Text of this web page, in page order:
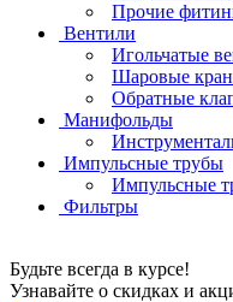
Прочие
Вентили
Игольчатые
Шаровые
Обратные
Манифольды
Импульсные трубы
Импульсные
Фильтры
Будьте всегда в курсе!
Узнавайте о скидках и